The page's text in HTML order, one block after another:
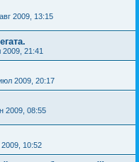
2009, 13:15
21:41
2009, 20:17
2009, 08:55
10:52